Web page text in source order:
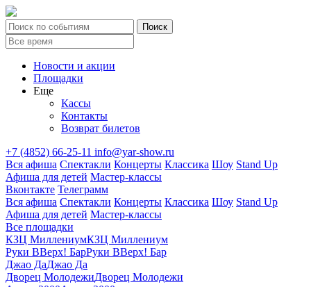
Новости и акции
Площадки
Еще
Кассы
Контакты
Возврат билетов
+7 (4852) 66-25-11 info@yar-show.ru
Вся афиша Спектакли Концерты Классика Шоу Stand Up
Афиша для детей Мастер-классы
Вконтакте Телеграмм
Вся афиша Спектакли Концерты Классика Шоу Stand Up
Афиша для детей Мастер-классы
Все площадки
КЗЦ МиллениумКЗЦ Миллениум
Руки ВВерх! БарРуки ВВерх! Бар
Джао ДаДжао Да
Дворец МолодежиДворец Молодежи